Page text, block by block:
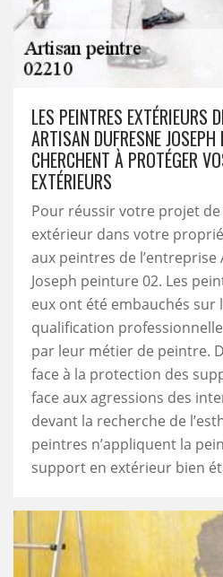
LES PEINTRES EXTÉRIEURS
ARTISAN DUFRESNE
CHERCHENT À PROTÉGER
EXTÉRIEURS
Pour réussir votre projet
extérieur dans votre
aux peintres de
Joseph peinture 02. Les
eux ont été embauchés sur
qualification
par leur métier de peintre.
face à la protection des
face aux agressions des
devant la recherche de
peintres n’appliquent la
support en extérieur bien